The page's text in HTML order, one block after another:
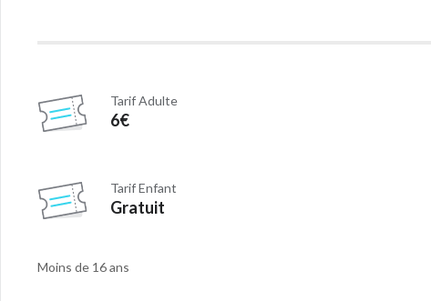
Tarif Adulte
6€
Tarif Enfant
Gratuit
Moins de 16 ans